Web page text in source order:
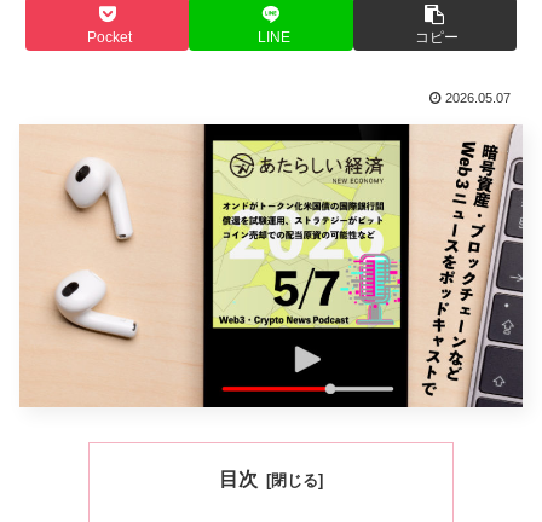
Pocket LINE コピー
2026.05.07
目次